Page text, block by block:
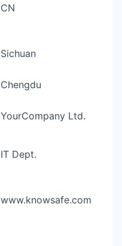
CN
Sichuan
Chengdu
YourCompany Ltd.
IT Dept.
www.knowsafe.com